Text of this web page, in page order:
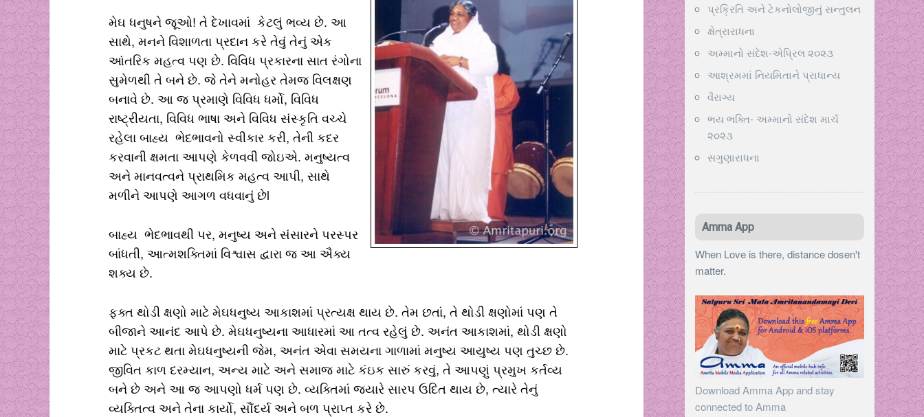
મેઘ ધનુષને જૂઓ! તે દેખાવમાં કેટલું ભવ્ય છે. આ
સાથે, મનને વિશાળતા પ્રદાન કરે તેવું તેનું એક
આંતરિક મહત્વ પણ છે. વિવિધ પ્રકારના સાત રંગોના
સુમેળથી તે બને છે. જે તેને મનોહર તેમજ વિલક્ષણ
બનાવે છે. આ જ પ્રમાણે વિવિધ ધર્મો, વિવિધ
રાષ્ટ્રીયતા, વિવિધ ભાષા અને વિવિધ સંસ્કૃતિ વચ્ચે
રહેલા બાહ્ય ભેદભાવનો સ્વીકાર કરી, તેની કદર
કરવાની ક્ષમતા આપણે કેળવવી જોઇએ. મનુષ્યત્વ
અને માનવત્વને પ્રાથમિક મહત્વ આપી, સાથે
મળીને આપણે આગળ વધવાનું છેl
બાહ્ય ભેદભાવથી પર, મનુષ્ય અને સંસારને પરસ્પર
બાંધતી, આત્મશક્તિમાં વિશ્વાસ દ્વારા જ આ ઐક્ય
શક્ય છે.
ફક્ત થોડી ક્ષણો માટે મેઘધનુષ્ય આકાશમાં પ્રત્યક્ષ થાય છે. તેમ છતાં, તે થોડી ક્ષણોમાં પણ તે
બીજાને આનંદ આપે છે. મેઘધનુષ્યના આધારમાં આ તત્વ રહેલું છે. અનંત આકાશમાં, થોડી ક્ષણો
માટે પ્રકટ થતા મેઘધનુષ્યની જેમ, અનંત એવા સમયના ગાળામાં મનુષ્ય આયુષ્ય પણ તુચ્છ છે.
જીવિત કાળ દરમ્યાન, અન્ય માટે અને સમાજ માટે કંઇક સારું કરવું, તે આપણું પ્રમુખ કર્તવ્ય
બને છે અને આ જ આપણો ધર્મ પણ છે. વ્યક્તિમાં જયારે સારપ ઉદિત થાય છે, ત્યારે તેનું
વ્યક્તિત્વ અને તેના કાર્યો, સૌંદર્ય અને બળ પ્રાપ્ત કરે છે.
પ્રક્રિતિ અને ટેકનોલોજીનું સન્તુલન
ક્ષેત્રારાધના
અમ્માનો સંદેશ-એપ્રિલ ૨૦૨૩
આશ્રમમાં નિયમિતાને પ્રાધાન્ય
વૈરાગ્ય
ભય ભક્તિ- અમ્માનો સંદેશ માર્ચ
૨૦૨૩
સગુણારાધના
Amma App
When Love is there, distance dosen't
matter.
Download Amma App and stay
connected to Amma